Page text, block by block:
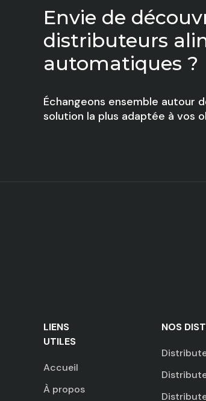
Envie de
distributeurs
automatiques ?
Échangeons ensemble autour
solution la plus adaptée à vos
LIENS
UTILES
Accueil
À propos
NOS